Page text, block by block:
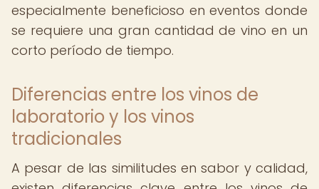
especialmente beneficioso en eventos donde
se requiere una gran cantidad de vino en un
corto período de tiempo.
Diferencias entre los vinos de
laboratorio y los vinos
tradicionales
A pesar de las similitudes en sabor y calidad,